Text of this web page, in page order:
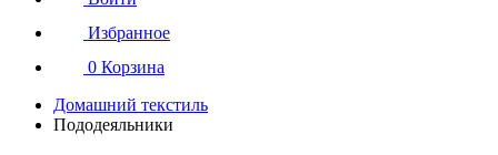
Избранное
0 Корзина
Домашний текстиль
Пододеяльники